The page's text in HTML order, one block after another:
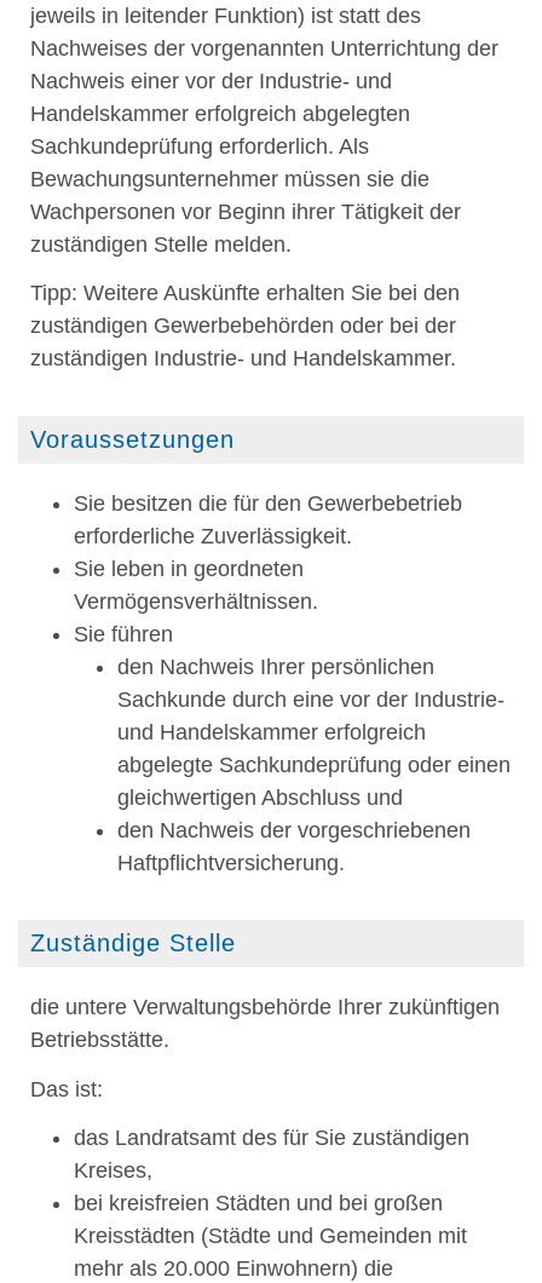
jeweils in leitender Funktion) ist statt des
Nachweises der vorgenannten Unterrichtung der
Nachweis einer vor der Industrie- und
Handelskammer erfolgreich abgelegten
Sachkundeprüfung erforderlich. Als
Bewachungsunternehmer müssen sie die
Wachpersonen vor Beginn ihrer Tätigkeit der
zuständigen Stelle melden.
Tipp: Weitere Auskünfte erhalten Sie bei den
zuständigen Gewerbebehörden oder bei der
zuständigen Industrie- und Handelskammer.
Voraussetzungen
Sie besitzen die für den Gewerbebetrieb
erforderliche Zuverlässigkeit.
Sie leben in geordneten
Vermögensverhältnissen.
Sie führen
den Nachweis Ihrer persönlichen
Sachkunde durch eine vor der Industrie-
und Handelskammer erfolgreich
abgelegte Sachkundeprüfung oder einen
gleichwertigen Abschluss und
den Nachweis der vorgeschriebenen
Haftpflichtversicherung.
Zuständige Stelle
die untere Verwaltungsbehörde Ihrer zukünftigen
Betriebsstätte.
Das ist:
das Landratsamt des für Sie zuständigen
Kreises,
bei kreisfreien Städten und bei großen
Kreisstädten (Städte und Gemeinden mit
mehr als 20.000 Einwohnern) die